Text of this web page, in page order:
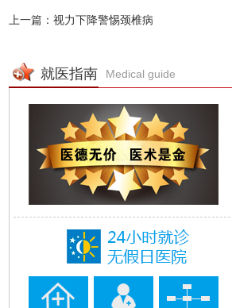
上一篇：视力下降警惕颈椎病
就医指南 Medical guide